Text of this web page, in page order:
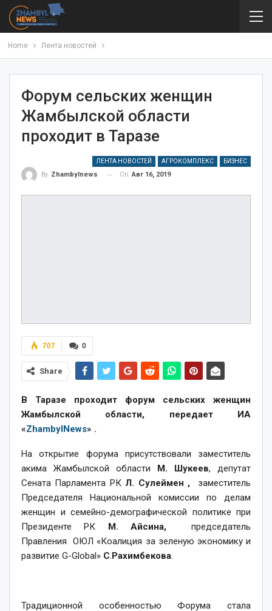
Home Лента новостей
Форум сельских женщин
Жамбылской области
проходит в Таразе
ЛЕНТА НОВОСТЕЙ АГРОКОМПЛЕКС БИЗНЕС
By Zhambylnews On Авг 16, 2019
0
707
Share
В Таразе проходит форум сельских женщин
Жамбылской области, передает ИА
«ZhambylNews» .
На открытие форума присутствовали заместитель
акима Жамбылской области М. Шукеев, депутат
Сената Парламента РК Л. Сулеймен , заместитель
Председателя Национальной комиссии по делам
женщин и семейно-демографической политике при
Президенте РК М.Айсина, председатель
Правления ОЮЛ «Коалиция за зеленую экономику и
развитие G-Global» С.Рахимбекова.
Традиционной особенностью Форума стала